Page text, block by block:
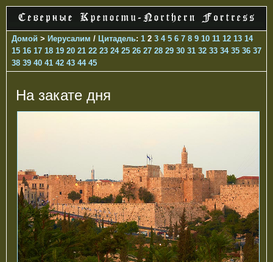
Домой > Иерусалим / Цитадель: 1 2 3 4 5 6 7 8 9 10 11 12 13 14
15 16 17 18 19 20 21 22 23 24 25 26 27 28 29 30 31 32 33 34 35 36 37
38 39 40 41 42 43 44 45
На закате дня